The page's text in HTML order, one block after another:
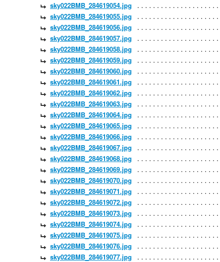
sky022BMB_284619054.jpg
sky022BMB_284619055.jpg
sky022BMB_284619056.jpg
sky022BMB_284619057.jpg
sky022BMB_284619058.jpg
sky022BMB_284619059.jpg
sky022BMB_284619060.jpg
sky022BMB_284619061.jpg
sky022BMB_284619062.jpg
sky022BMB_284619063.jpg
sky022BMB_284619064.jpg
sky022BMB_284619065.jpg
sky022BMB_284619066.jpg
sky022BMB_284619067.jpg
sky022BMB_284619068.jpg
sky022BMB_284619069.jpg
sky022BMB_284619070.jpg
sky022BMB_284619071.jpg
sky022BMB_284619072.jpg
sky022BMB_284619073.jpg
sky022BMB_284619074.jpg
sky022BMB_284619075.jpg
sky022BMB_284619076.jpg
sky022BMB_284619077.jpg